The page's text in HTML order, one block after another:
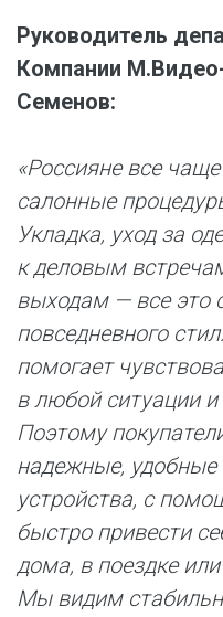
Руководитель
Компании
Семенов:
«Россияне все
салонные
Укладка, уход за
к деловым
выходам — все это
повседневного
помогает
в любой ситуации
Поэтому
надежные,
устройства, с
быстро привести
дома, в поездке
Мы видим